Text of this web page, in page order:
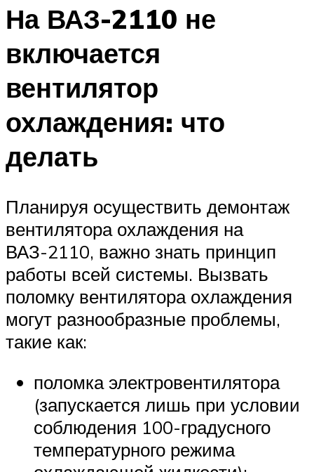
На ВАЗ-2110 не
включается
вентилятор
охлаждения: что
делать
Планируя осуществить демонтаж
вентилятора охлаждения на
ВАЗ-2110, важно знать принцип
работы всей системы. Вызвать
поломку вентилятора охлаждения
могут разнообразные проблемы,
такие как:
поломка электровентилятора
(запускается лишь при условии
соблюдения 100-градусного
температурного режима